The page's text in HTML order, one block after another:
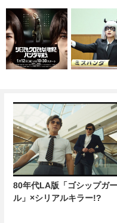
80年代LA版「ゴシップガー
ル」×シリアルキラー!?